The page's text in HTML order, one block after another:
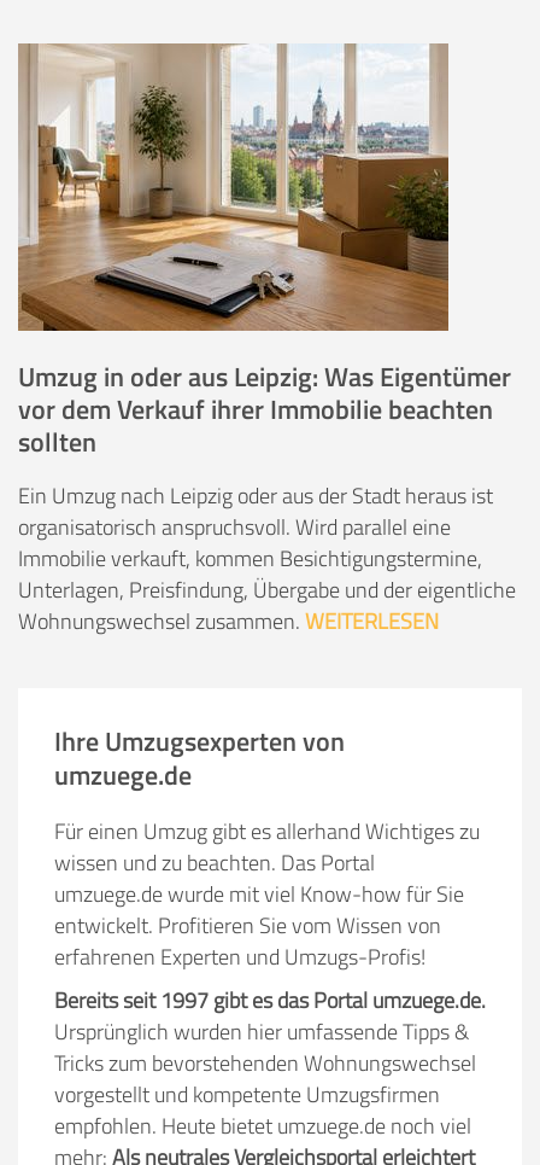
Umzug in oder aus Leipzig: Was Eigentümer
vor dem Verkauf ihrer Immobilie beachten
sollten
Ein Umzug nach Leipzig oder aus der Stadt heraus ist
organisatorisch anspruchsvoll. Wird parallel eine
Immobilie verkauft, kommen Besichtigungstermine,
Unterlagen, Preisfindung, Übergabe und der eigentliche
Wohnungswechsel zusammen.WEITERLESEN
Ihre Umzugsexperten von
umzuege.de
Für einen Umzug gibt es allerhand Wichtiges zu
wissen und zu beachten. Das Portal
umzuege.de wurde mit viel Know-how für Sie
entwickelt. Profitieren Sie vom Wissen von
erfahrenen Experten und Umzugs-Profis!
Bereits seit 1997 gibt es das Portal umzuege.de.
Ursprünglich wurden hier umfassende Tipps &
Tricks zum bevorstehenden Wohnungswechsel
vorgestellt und kompetente Umzugsfirmen
empfohlen. Heute bietet umzuege.de noch viel
mehr:Als neutrales Vergleichsportal erleichtert